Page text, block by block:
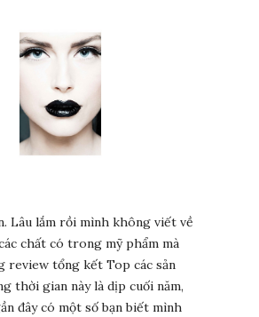
Lâu lắm rồi mình không viết về
chất có trong mỹ phẩm mà
review tổng kết Top các sản
thời gian này là dịp cuối năm,
đây có một số bạn biết mình